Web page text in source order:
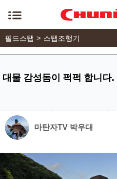
필드스탭 스탭조행기
대물 감성돔이 퍽퍽 합니다.
마탄자TV 박우대